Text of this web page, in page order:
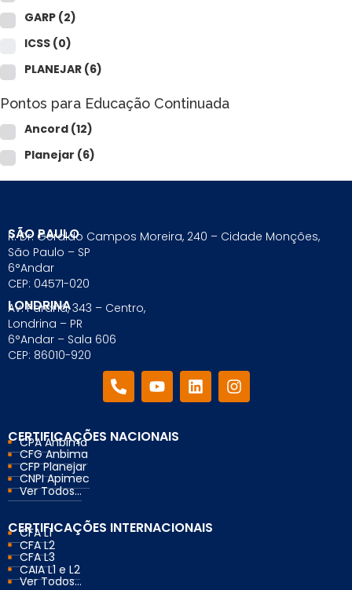
GARP (2)
ICSS (0)
PLANEJAR (6)
Pontos para Educação Continuada
Ancord (12)
Planejar (6)
SÃO PAULO
R. Dr. Geraldo Campos Moreira, 240 – Cidade Monções,
São Paulo – SP
6°Andar
CEP: 04571-020
LONDRINA
Av. Paraná, 343 – Centro,
Londrina – PR
6°Andar – Sala 606
CEP: 86010-920
CERTIFICAÇÕES NACIONAIS
CPA Anbima
CFG Anbima
CFP Planejar
CNPI Apimec
Ver Todos...
CERTIFICAÇÕES INTERNACIONAIS
CFA L1
CFA L2
CFA L3
CAIA L1 e L2
Ver Todos...